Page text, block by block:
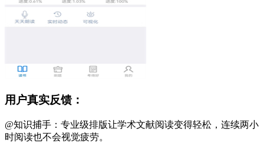
用户真实反馈：
@知识捕手：专业级排版让学术文献阅读变得轻松，连续两小
时阅读也不会视觉疲劳。